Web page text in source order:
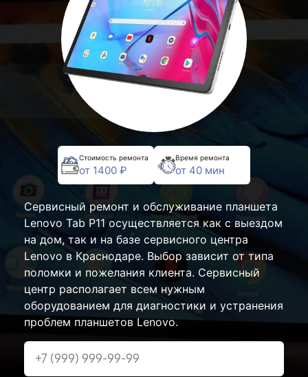
Стоимость ремонта
от 1400 ₽
Время ремонта
от 40 мин
Сервисный ремонт и обслуживание планшета
Lenovo Tab P11 осуществляется как с выездом
на дом, так и на базе сервисного центра
Lenovo в Краснодаре. Выбор зависит от типа
поломки и пожелания клиента. Сервисный
центр располагает всем нужным
оборудованием для диагностики и устранения
проблем планшетов Lenovo.